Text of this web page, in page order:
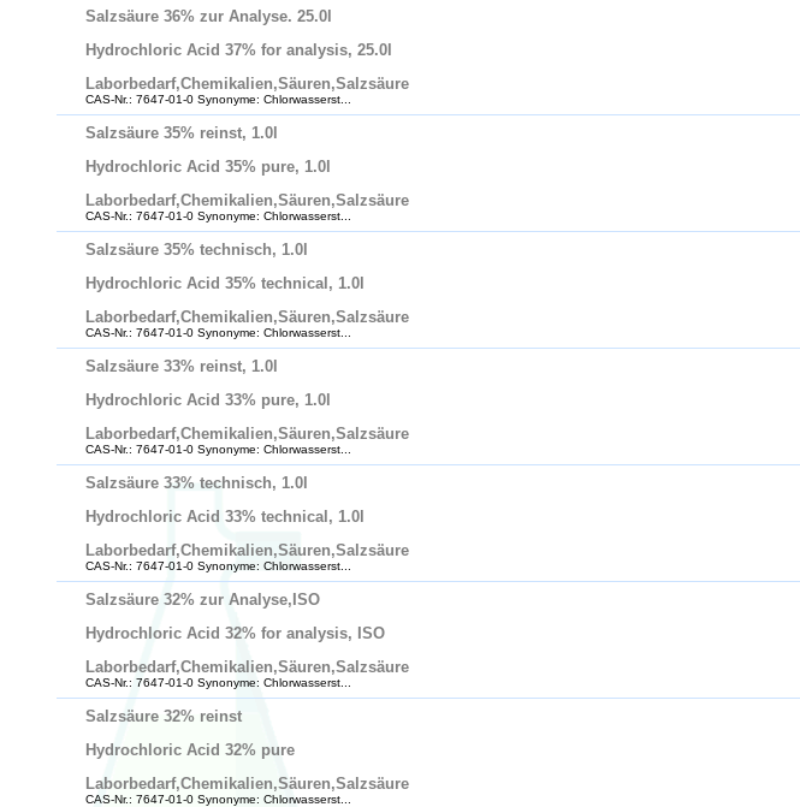
Salzsäure 36% zur Analyse. 25.0l
Hydrochloric Acid 37% for analysis, 25.0l
Laborbedarf,Chemikalien,Säuren,Salzsäure
CAS-Nr.: 7647-01-0 Synonyme: Chlorwasserst...
Salzsäure 35% reinst, 1.0l
Hydrochloric Acid 35% pure, 1.0l
Laborbedarf,Chemikalien,Säuren,Salzsäure
CAS-Nr.: 7647-01-0 Synonyme: Chlorwasserst...
Salzsäure 35% technisch, 1.0l
Hydrochloric Acid 35% technical, 1.0l
Laborbedarf,Chemikalien,Säuren,Salzsäure
CAS-Nr.: 7647-01-0 Synonyme: Chlorwasserst...
Salzsäure 33% reinst, 1.0l
Hydrochloric Acid 33% pure, 1.0l
Laborbedarf,Chemikalien,Säuren,Salzsäure
CAS-Nr.: 7647-01-0 Synonyme: Chlorwasserst...
Salzsäure 33% technisch, 1.0l
Hydrochloric Acid 33% technical, 1.0l
Laborbedarf,Chemikalien,Säuren,Salzsäure
CAS-Nr.: 7647-01-0 Synonyme: Chlorwasserst...
Salzsäure 32% zur Analyse,ISO
Hydrochloric Acid 32% for analysis, ISO
Laborbedarf,Chemikalien,Säuren,Salzsäure
CAS-Nr.: 7647-01-0 Synonyme: Chlorwasserst...
Salzsäure 32% reinst
Hydrochloric Acid 32% pure
Laborbedarf,Chemikalien,Säuren,Salzsäure
CAS-Nr.: 7647-01-0 Synonyme: Chlorwasserst...